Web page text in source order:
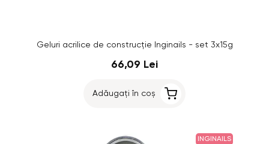
Geluri acrilice de construcție Inginails - set 3x15g
66,09 Lei
Adăugați în coș
INGINAILS